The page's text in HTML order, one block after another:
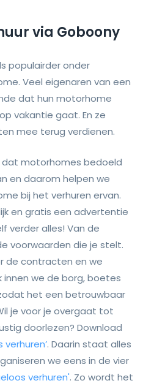
via Goboony
populairder onder
Veel eigenaren van een
dat hun motorhome
vakantie gaat. En ze
mee terug verdienen.
dat motorhomes bedoeld
en daarom helpen we
bij het verhuren ervan.
en gratis een advertentie
verder alles! Van de
voorwaarden die je stelt.
de contracten en we
we de borg, boetes
het een betrouwbaar
je voor je overgaat tot
doorlezen? Download
. Daarin staat alles
we eens in de vier
verhuren'. Zo wordt het